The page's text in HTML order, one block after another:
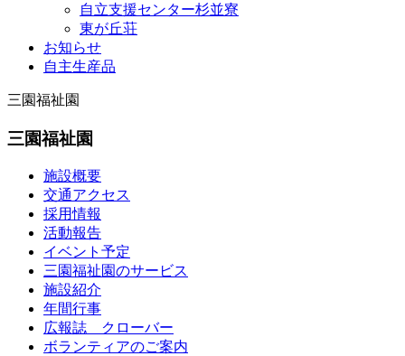
自立支援センター杉並寮
東が丘荘
お知らせ
自主生産品
三園福祉園
三園福祉園
施設概要
交通アクセス
採用情報
活動報告
イベント予定
三園福祉園のサービス
施設紹介
年間行事
広報誌 クローバー
ボランティアのご案内